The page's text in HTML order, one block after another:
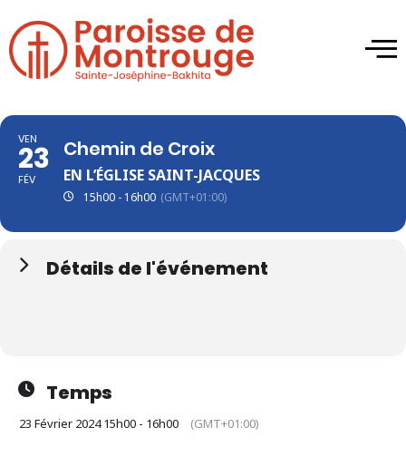
VEN
23
FÉV
Chemin de Croix
EN L’ÉGLISE SAINT-JACQUES
15h00 - 16h00 (GMT+01:00)
Détails de l'événement
Temps
23 Février 2024 15h00 - 16h00 (GMT+01:00)